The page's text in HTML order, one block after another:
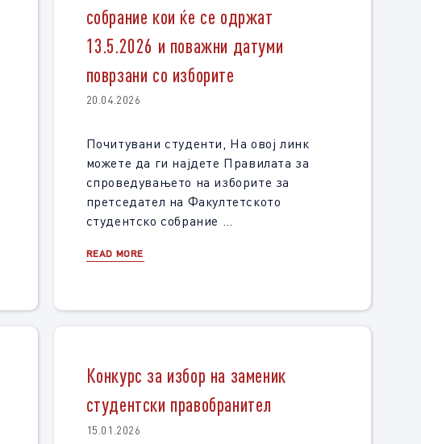
собрание кои ќе се одржат
13.5.2026 и поважни датуми
поврзани со изборите
20.04.2026
Почитувани студенти, На овој линк
можете да ги најдете Правилата за
спроведувањето на изборите за
претседател на Факултетското
студентско собрание …
READ MORE
Конкурс за избор на заменик
студентски правобранител
15.01.2026